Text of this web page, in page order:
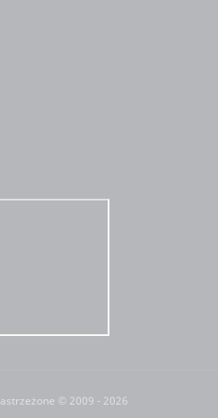
© 2009 - 2026